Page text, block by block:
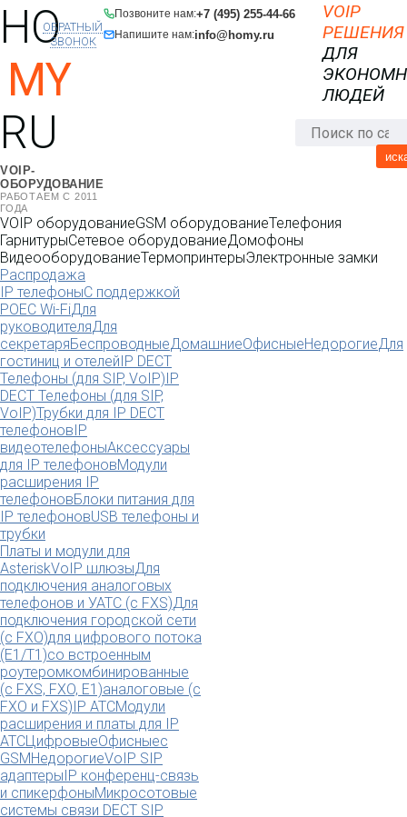
HO
MY
RU
VOIP-
ОБОРУДОВАНИЕ
РАБОТАЕМ С 2011
ГОДА
Позвоните нам:+7 (495) 255-44-66
Напишите нам:info@homy.ru
ОБРАТНЫЙ
ЗВОНОК
VOIP
РЕШЕНИЯ
ДЛЯ
ЛЮДЕЙ
VOIP оборудованиеGSM оборудованиеТелефония
ГарнитурыСетевое оборудованиеДомофоны
ВидеооборудованиеТермопринтерыЭлектронные замки
Распродажа
IP телефоныС поддержкой
POEC Wi-FiДля
руководителяДля
секретаряБеспроводныеДомашниеОфисныеНедорогиеДля
гостиниц и отелейIP DECT
Телефоны (для SIP, VoIP)IP
DECT Телефоны (для SIP,
VoIP)Трубки для IP DECT
телефоновIP
видеотелефоныАксессуары
для IP телефоновМодули
расширения IP
телефоновБлоки питания для
IP телефоновUSB телефоны и
трубки
Платы и модули для
AsteriskVoIP шлюзыДля
подключения аналоговых
телефонов и УАТС (с FXS)Для
подключения городской сети
(с FXO)для цифрового потока
(E1/T1)со встроенным
роутеромкомбинированные
(c FXS, FXO, E1)аналоговые (с
FXO и FXS)IP АТСМодули
расширения и платы для IP
АТСЦифровыеОфисныес
GSMНедорогиеVoIP SIP
адаптерыIP конференц-связь
и спикерфоныМикросотовые
системы связи DECT SIP